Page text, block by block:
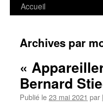
Accueil
Archives par
«
Bernard
Publié le23 mai 2021 par